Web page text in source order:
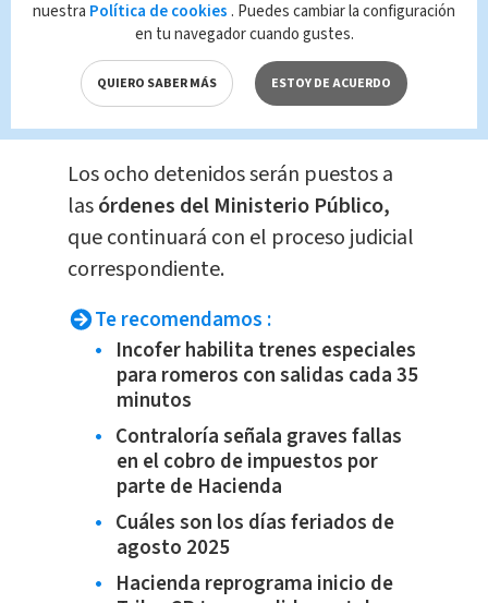
Las autoridades presumen que ambos
hechos están relacionados con
disputas por territorios para laventa
de drogas a nivel local.
Los ocho detenidos serán puestos a
lasórdenes del Ministerio Público,
que continuará con el proceso judicial
correspondiente.
Te recomendamos :
Incofer habilita trenes especiales
para romeros con salidas cada 35
minutos
Contraloría señala graves fallas
en el cobro de impuestos por
parte de Hacienda
Cuáles son los días feriados de
agosto 2025
Hacienda reprograma inicio de
nuestra Política de cookies . Puedes cambiar la configuración
en tu navegador cuando gustes.
QUIERO SABER MÁS ESTOY DE ACUERDO